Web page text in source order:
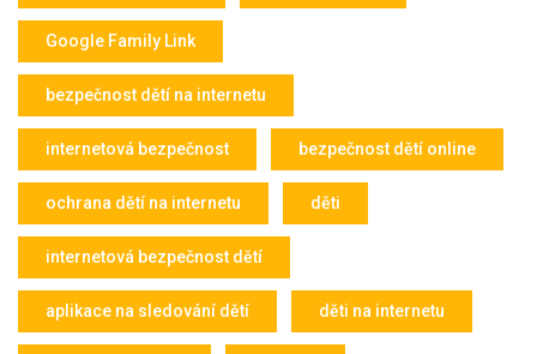
Google Family Link
bezpečnost dětí na internetu
internetová bezpečnost bezpečnost dětí online
ochrana dětí na internetu děti
internetová bezpečnost dětí
aplikace na sledování dětí děti na internetu